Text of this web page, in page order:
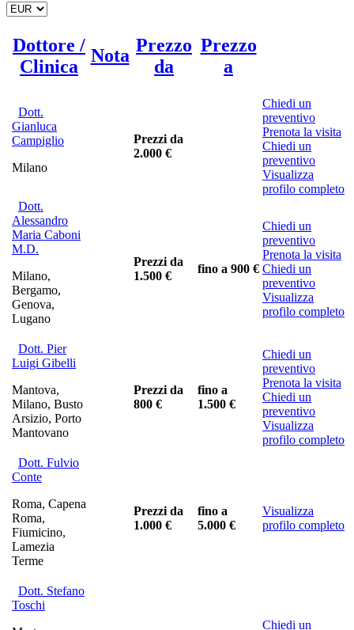
Dottore /
Clinica
Nota Prezzo
da
Prezzo
a
Dott.
Gianluca
Campiglio
Milano
Prezzi da
2.000 €
Chiedi un
preventivo
Prenota la visita
Chiedi un
preventivo
Visualizza
profilo completo
Dott.
Alessandro
Maria Caboni
M.D.
Milano,
Bergamo,
Genova,
Lugano
Prezzi da
1.500 €
fino a 900 €
Chiedi un
preventivo
Prenota la visita
Chiedi un
preventivo
Visualizza
profilo completo
Dott. Pier
Luigi Gibelli
Mantova,
Milano, Busto
Arsizio, Porto
Mantovano
Prezzi da
800 €
fino a
1.500 €
Chiedi un
preventivo
Prenota la visita
Chiedi un
preventivo
Visualizza
profilo completo
Dott. Fulvio
Conte
Roma, Capena
Roma,
Fiumicino,
Lamezia
Terme
Prezzi da
1.000 €
fino a
5.000 €
Visualizza
profilo completo
Dott. Stefano
Toschi
Chiedi un